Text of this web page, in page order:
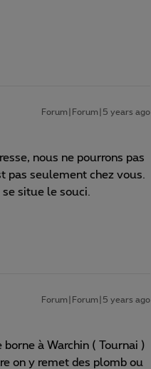
Forum|Forum|5 years ago
nous ne pourrons pas
pas seulement chez vous.
situe le souci.
Forum|Forum|5 years ago
borne à Warchin ( Tournai )
on y remet des plomb ou